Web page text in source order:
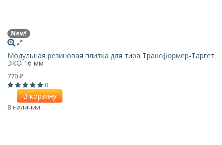
New!
Модульная резиновая плитка для тира Трансформер-Таргет
ЭКО 16 мм
770 ₽
0
В корзину
В наличии